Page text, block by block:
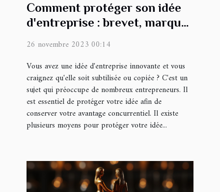
Comment protéger son idée
d'entreprise : brevet, marque
26 novembre 2023 00:14
Vous avez une idée d'entreprise innovante et vous
craignez qu'elle soit subtilisée ou copiée ? C'est un
sujet qui préoccupe de nombreux entrepreneurs. Il
est essentiel de protéger votre idée afin de
conserver votre avantage concurrentiel. Il existe
plusieurs moyens pour protéger votre idée...